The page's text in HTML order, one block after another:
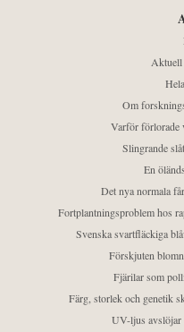
Om
Varför förlorade
Slingrande
En
Det nya normala
Fortplantningsproblem hos
Svenska svartfläckiga
Förskjuten
Fjärilar som
Färg, storlek och genetik
UV-ljus avslöjar